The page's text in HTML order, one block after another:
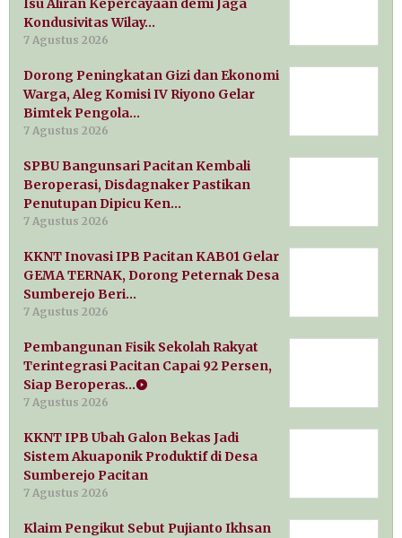
Isu Aliran Kepercayaan demi Jaga
Kondusivitas Wilay…
7 Agustus 2026
Dorong Peningkatan Gizi dan Ekonomi
Warga, Aleg Komisi IV Riyono Gelar
Bimtek Pengola…
7 Agustus 2026
SPBU Bangunsari Pacitan Kembali
Beroperasi, Disdagnaker Pastikan
Penutupan Dipicu Ken…
7 Agustus 2026
KKNT Inovasi IPB Pacitan KAB01 Gelar
GEMA TERNAK, Dorong Peternak Desa
Sumberejo Beri…
7 Agustus 2026
Pembangunan Fisik Sekolah Rakyat
Terintegrasi Pacitan Capai 92 Persen,
Siap Beroperas…
7 Agustus 2026
KKNT IPB Ubah Galon Bekas Jadi
Sistem Akuaponik Produktif di Desa
Sumberejo Pacitan
7 Agustus 2026
Klaim Pengikut Sebut Pujianto Ikhsan